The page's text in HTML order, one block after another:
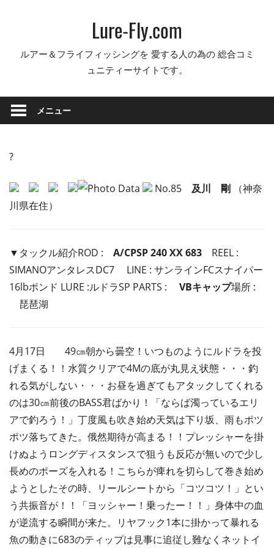
Lure-Fly.com
ルアー＆フライフィッシングを 愛する人の為の 総合コミ
ュニティーサイトです。
メニュー
?
No.85 及川 剛
（神奈
川県在住）
▼タックル紹介ROD : A/CPSP 240 XX 683 REEL :
SIMANOアンタレスDC7 LINE : サンラインFCスナイパー
16lbポンド LURE :ルドラSP PARTS : VBキャップ場所 :
琵琶湖
4月17日 49㎝朝から曇空！いつものようにルドラを投
げまくる！！水質クリアで4Mの底が丸見え状態・・・釣
れる気がしない・・・お昼を過ぎてもアタックしてくれる
のは30㎝前後のBASS君ばかり！「ならば濁っているエリ
アで釣ろう！」丁度風も吹き始め天気は下り坂、雨もポツ
ポツ落ちてきた。俄然期待が高まる！！プレッシャーを掛
けぬようロングディスタンスで狙うも反応が無いので少し
長めのポーズを入れる！こちらが痺れを切らして巻き始め
ようとしたその時、リールシートから「コツコツ！」とい
う共振音が！！「ヨッシャー！乗ったー！！」身体中の血
が逆流する瞬間が来た。リヤフック1本に掛かって暴れる
魚の動きに683のティップは見事に追従し難なくネットイ